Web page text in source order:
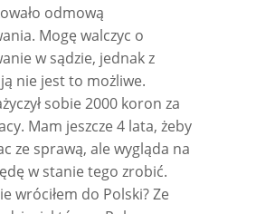
odmową
Mogę walczyc o
w sądzie, jednak z
nie jest to możliwe.
sobie 2000 koron za
Mam jeszcze 4 lata, żeby
ze sprawą, ale wygląda na
w stanie tego zrobić.
wróciłem do Polski? Ze